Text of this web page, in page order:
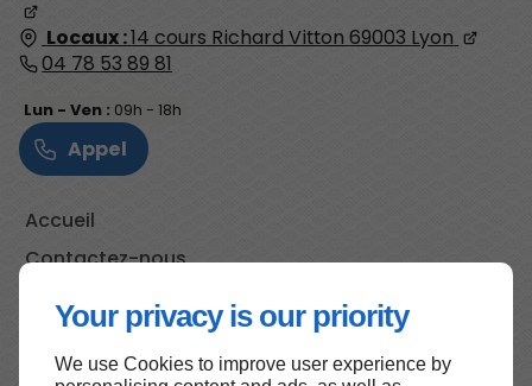
Your privacy is our priority
We use Cookies to improve user experience by
Locaux :14 cours Richard Vitton 69003 Lyon
04 78 53 89 81
Lun - Ven : 09h - 18h
Appel
Accueil
Contactez-nous
Plan du site